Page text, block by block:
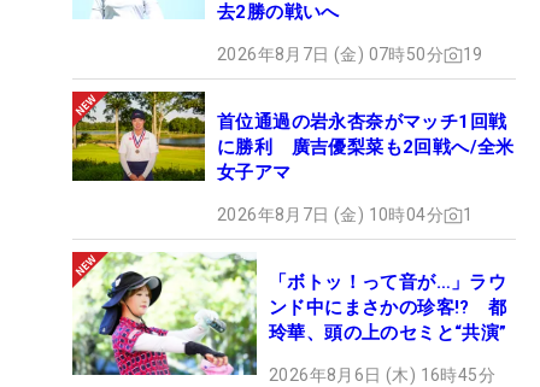
去2勝の戦いへ
2026年8月7日 (金) 07時50分 19
首位通過の岩永杏奈がマッチ1回戦
に勝利 廣吉優梨菜も2回戦へ/全米
女子アマ
2026年8月7日 (金) 10時04分 1
「ボトッ！って音が…」ラウ
ンド中にまさかの珍客!? 都
玲華、頭の上のセミと“共演”
2026年8月6日 (木) 16時45分